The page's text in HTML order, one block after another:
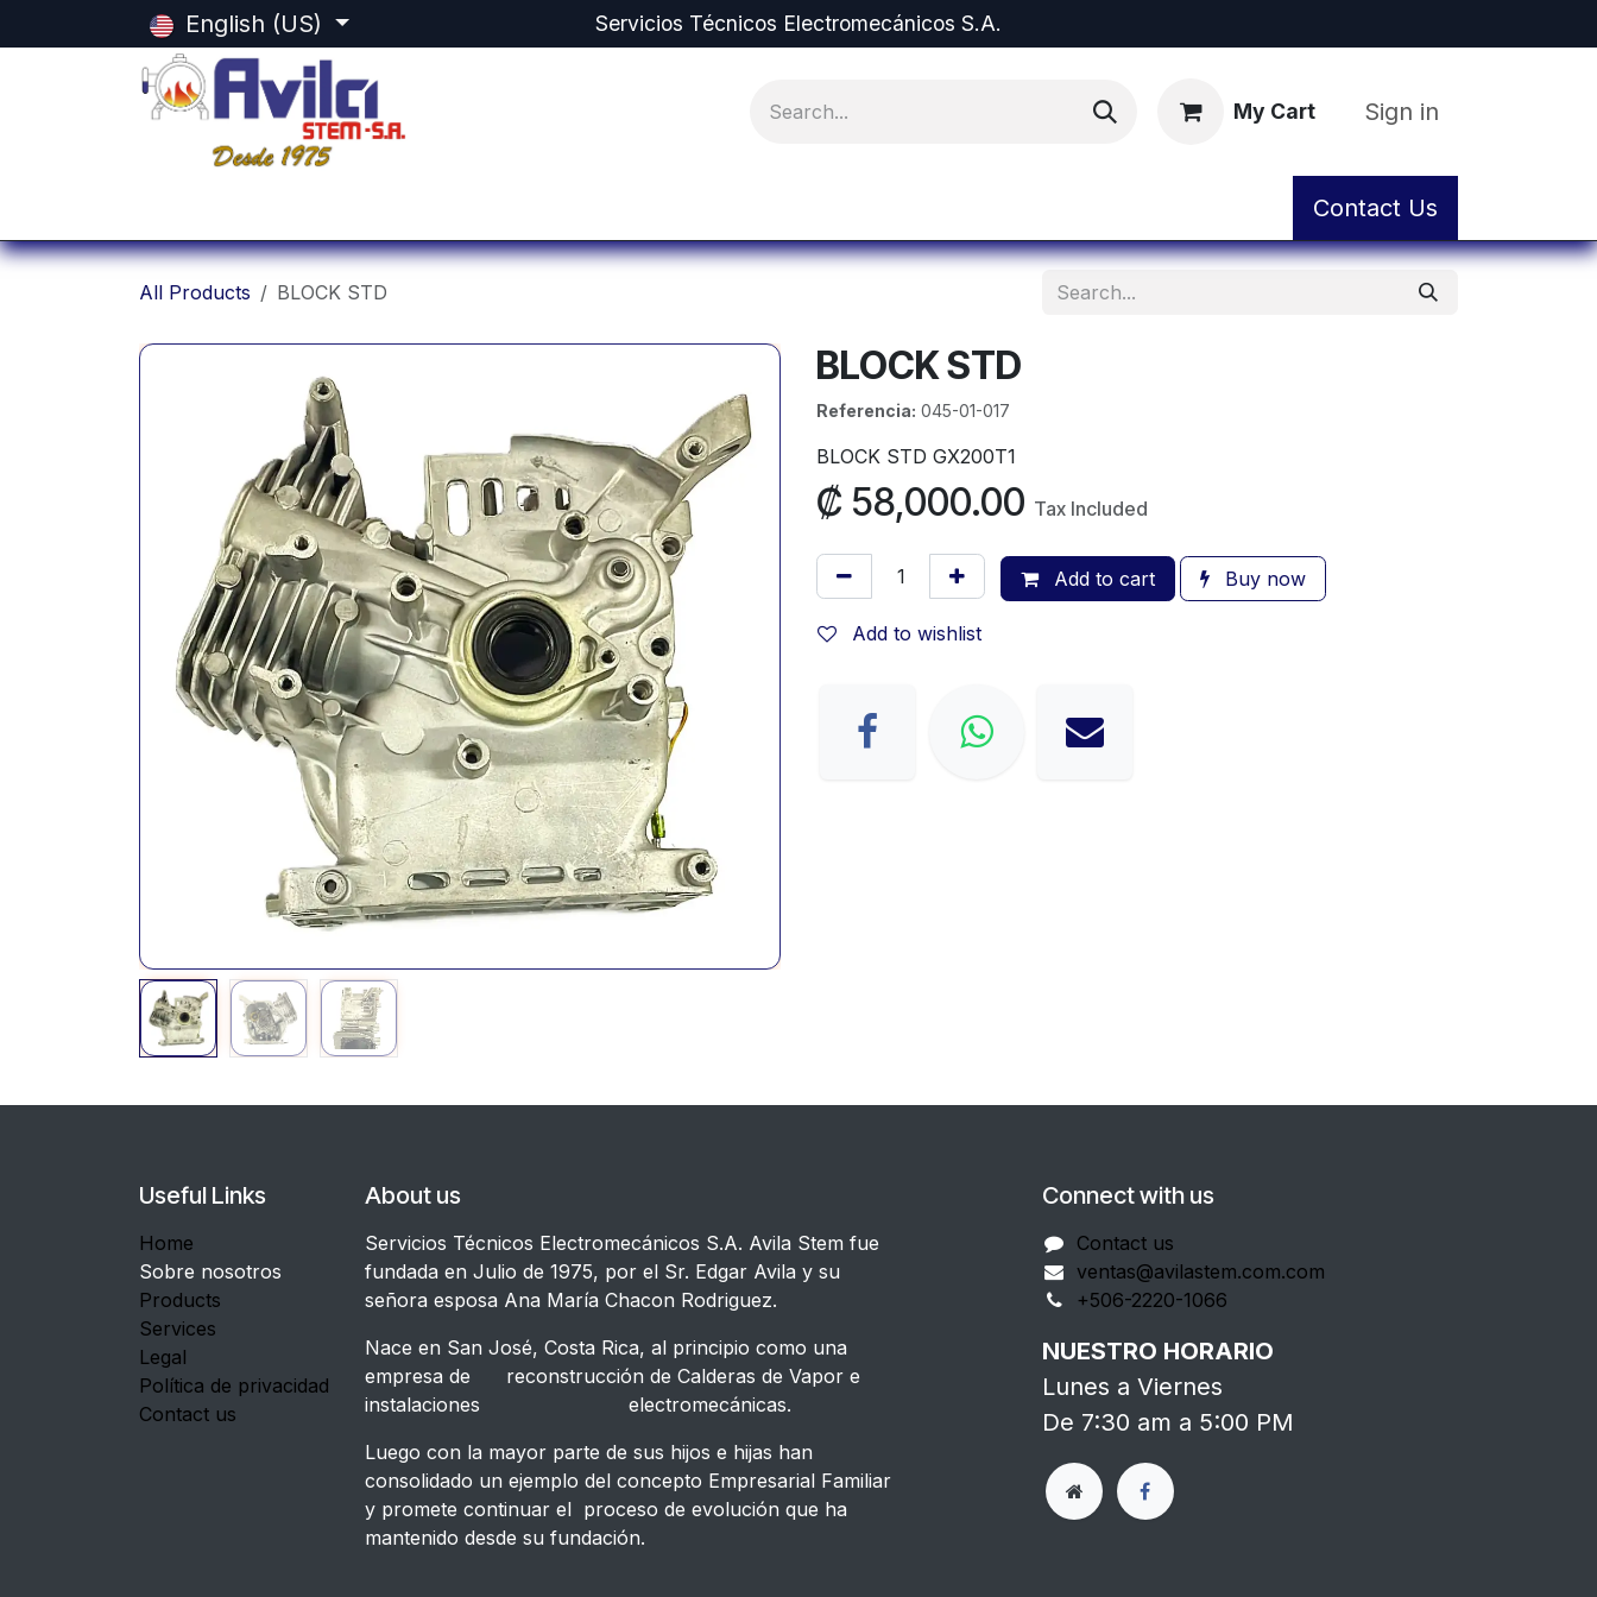
English (US) Servicios Técnicos Electromecánicos S.A.
My Cart Sign in
Workshop and Maintenance Service
Contact Us
All Products BLOCK STD
BLOCK STD
Referencia: 045-01-017
BLOCK STD GX200T1
₡ 58,000.00 Tax Included
Add to cart Buy now
Add to wishlist
Useful Links
Home
Sobre nosotros
Products
Services
Legal
Política de privacidad
Contact us
About us
Servicios Técnicos Electromecánicos S.A. Avila Stem fue
fundada en Julio de 1975, por el Sr. Edgar Avila y su
señora esposa Ana María Chacon Rodriguez.
Nace en San José, Costa Rica, al principio como una
empresa de reconstrucción de Calderas de Vapor e
instalaciones electromecánicas.
Luego con la mayor parte de sus hijos e hijas han
consolidado un ejemplo del concepto Empresarial Familiar
y promete continuar el proceso de evolución que ha
mantenido desde su fundación.
Connect with us
Contact us
ventas@avilastem.com.com
+506-2220-1066
NUESTRO HORARIO
Lunes a Viernes
De 7:30 am a 5:00 PM